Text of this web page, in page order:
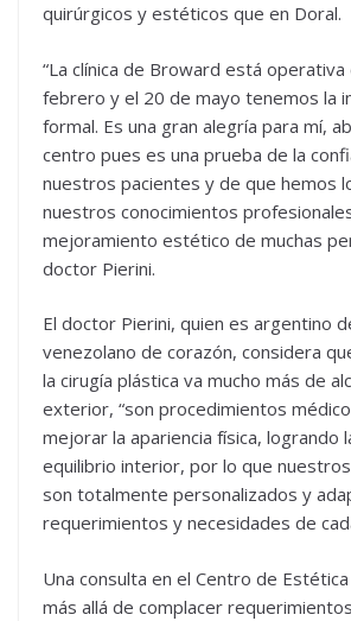
quirúrgicos y estéticos que en Doral.
“La clínica de Broward está
febrero y el 20 de mayo tenemos la
formal. Es una gran alegría para mí,
centro pues es una prueba de la
nuestros pacientes y de que hemos
nuestros conocimientos
mejoramiento estético de muchas
doctor Pierini.
El doctor Pierini, quien es argentino
venezolano de corazón, considera
la cirugía plástica va mucho más de
exterior, “son procedimientos
mejorar la apariencia física, logrando
equilibrio interior, por lo que
son totalmente personalizados y
requerimientos y necesidades de
Una consulta en el Centro de
más allá de complacer